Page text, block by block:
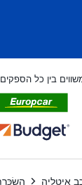
בין כל
איטליה